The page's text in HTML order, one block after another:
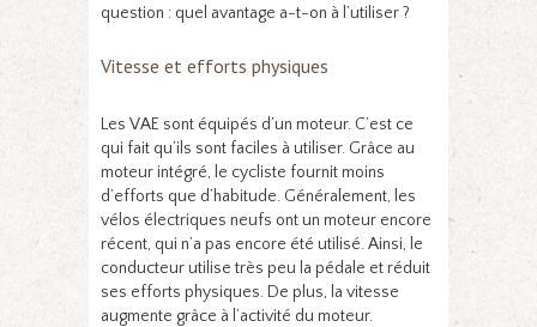
question : quel avantage a-t-on à l’utiliser ?
Vitesse et efforts physiques
Les VAE sont équipés d’un moteur. C’est ce
qui fait qu’ils sont faciles à utiliser. Grâce au
moteur intégré, le cycliste fournit moins
d’efforts que d’habitude. Généralement, les
vélos électriques neufs ont un moteur encore
récent, qui n’a pas encore été utilisé. Ainsi, le
conducteur utilise très peu la pédale et réduit
ses efforts physiques. De plus, la vitesse
augmente grâce à l’activité du moteur.